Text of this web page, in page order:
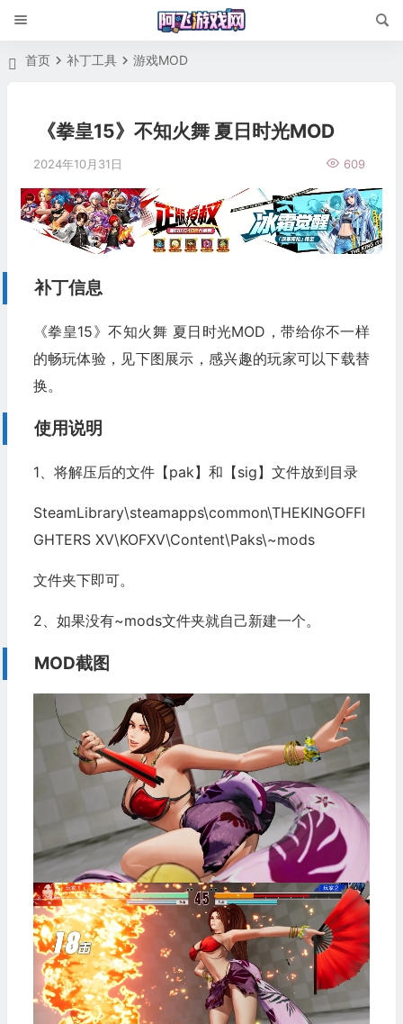
首页 补丁工具 游戏MOD
《拳皇15》不知火舞 夏日时光MOD
2024年10月31日 609
补丁信息
《拳皇15》不知火舞 夏日时光MOD，带给你不一样
的畅玩体验，见下图展示，感兴趣的玩家可以下载替
换。
使用说明
1、将解压后的文件【pak】和【sig】文件放到目录
SteamLibrary\steamapps\common\THEKINGOFFI
GHTERS XV\KOFXV\Content\Paks\~mods
文件夹下即可。
2、如果没有~mods文件夹就自己新建一个。
MOD截图